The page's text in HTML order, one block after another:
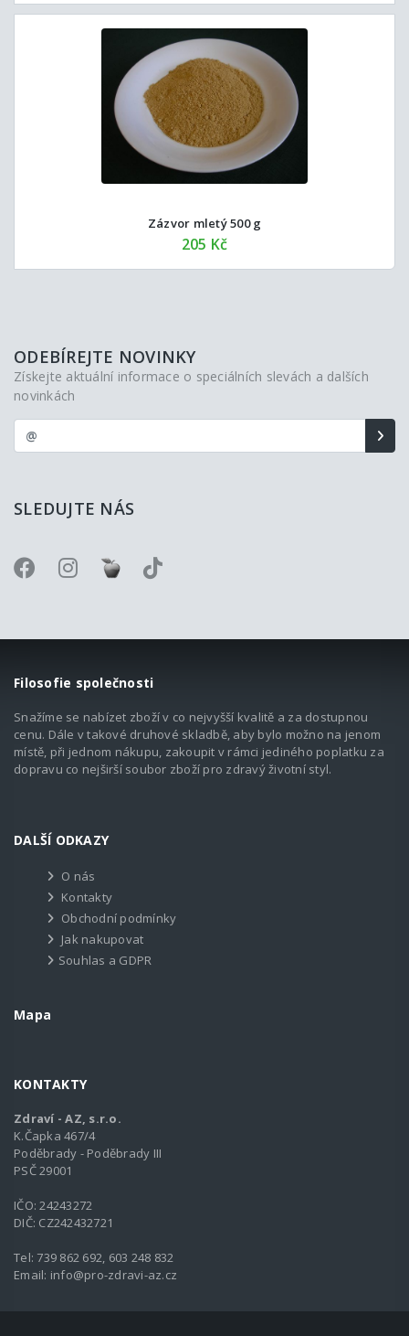
Zázvor mletý 500 g
205 Kč
ODEBÍREJTE NOVINKY
Získejte aktuální informace o speciálních slevách a dalších
novinkách
SLEDUJTE NÁS
Filosofie společnosti
Snažíme se nabízet zboží v co nejvyšší kvalitě a za dostupnou
cenu. Dále v takové druhové skladbě, aby bylo možno na jenom
místě, při jednom nákupu, zakoupit v rámci jediného poplatku za
dopravu co nejširší soubor zboží pro zdravý životní styl.
DALŠÍ ODKAZY
O nás
Kontakty
Obchodní podmínky
Jak nakupovat
Souhlas a GDPR
Mapa
KONTAKTY
Zdraví - AZ, s.r.o.
K.Čapka 467/4
Poděbrady - Poděbrady III
PSČ 29001
IČO: 24243272
DIČ: CZ242432721
Tel: 739 862 692, 603 248 832
Email: info@pro-zdravi-az.cz